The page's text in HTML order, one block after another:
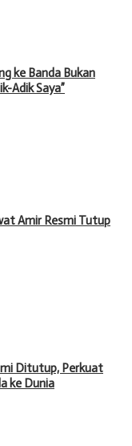
ke Banda Bukan
Adik Saya”
Amir Resmi Tutup
Ditutup, Perkuat
ke Dunia